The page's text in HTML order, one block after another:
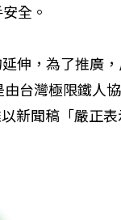
全。
伸，為了推廣，
台灣極限鐵人
新聞稿「嚴正